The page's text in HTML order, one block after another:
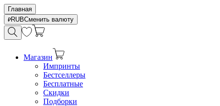
Главная
RUBСменить валюту
Магазин
Импринты
Бестселлеры
Бесплатные
Скидки
Подборки